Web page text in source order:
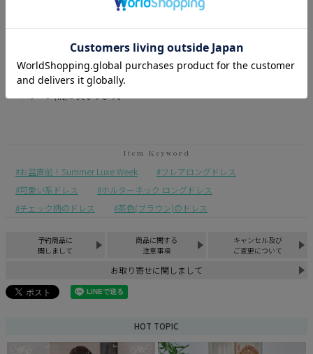
※商品によって計測に誤差が生じる場合がございます。
※モニターの設定状況によって、実際の商品と若干色が異なる場合がご
ざいます。
※総柄の商品につきましては、生地の裁断箇所によって 商品一点ごとに
お盆直前！Summer Luxe Week
フレアロングドレス
可愛い系ドレス
ホルターネック ロングドレス
チェック柄のドレス
茶色(ブラウン)のドレス
予約商品に
関しまして
商品に関する
注意事項
キャンセル及び
ご変更について
お取り寄せに関しまして
HOT TOPIC